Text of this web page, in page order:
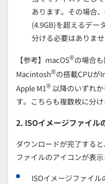
あります。その場合
(4.9GB)を超えるデー
分ける必要はありませ
【参考】macOS®の場合
Macintosh®の搭載CPUが
Apple M1®以降のいずれ
す。こちらも複数枚に分け
2. ISOイメージファイル
ダウンロードが完了する
ファイルのアイコンが表⽰
ISOイメージファイ